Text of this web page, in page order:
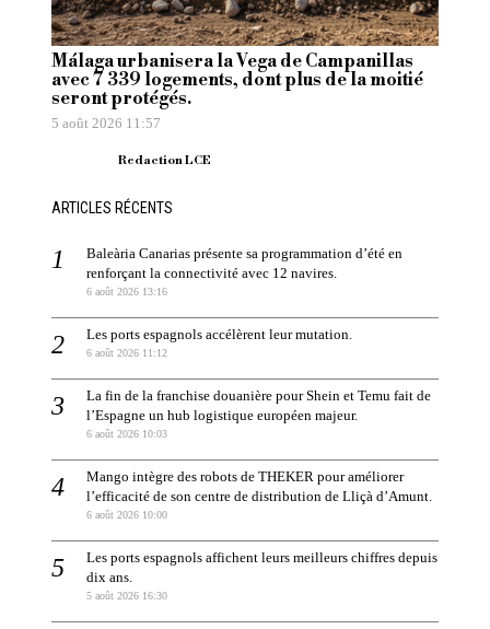
Málaga urbanisera la Vega de Campanillas
avec 7 339 logements, dont plus de la moitié
seront protégés.
5 août 2026 11:57
Redaction LCE
ARTICLES RÉCENTS
Baleària Canarias présente sa programmation d’été en
renforçant la connectivité avec 12 navires.
6 août 2026 13:16
Les ports espagnols accélèrent leur mutation.
6 août 2026 11:12
La fin de la franchise douanière pour Shein et Temu fait de
l’Espagne un hub logistique européen majeur.
6 août 2026 10:03
Mango intègre des robots de THEKER pour améliorer
l’efficacité de son centre de distribution de Lliçà d’Amunt.
6 août 2026 10:00
Les ports espagnols affichent leurs meilleurs chiffres depuis
dix ans.
5 août 2026 16:30